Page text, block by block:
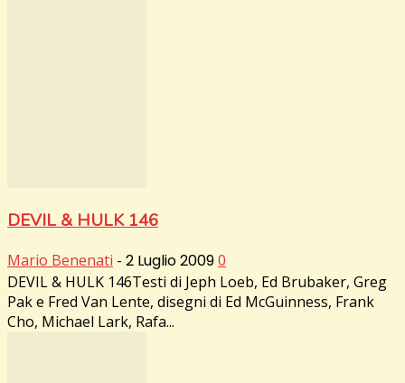
DEVIL & HULK 146
Mario Benenati - 2 Luglio 20090
DEVIL & HULK 146Testi di Jeph Loeb, Ed Brubaker, Greg
Pak e Fred Van Lente, disegni di Ed McGuinness, Frank
Cho, Michael Lark, Rafa...